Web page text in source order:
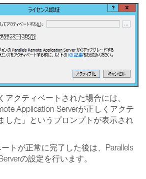
アクティベートされた場合には、
Application Serverが正しくアクテ
した」というプロンプトが表示され
トが正常に完了した後は、Parallels
の設定を行います。